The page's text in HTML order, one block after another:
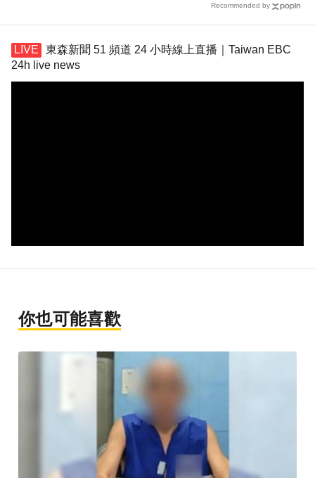
Recommended by
東森新聞 51 頻道 24 小時線上直播｜Taiwan EBC
24h live news
你也可能喜歡